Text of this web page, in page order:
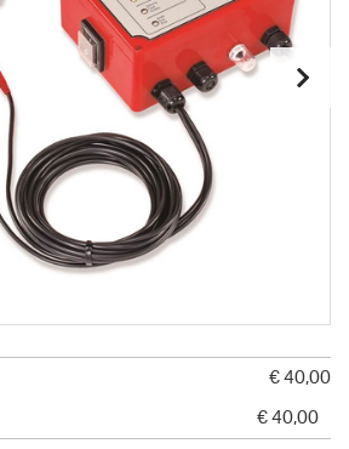
€ 40,00
€ 40,00